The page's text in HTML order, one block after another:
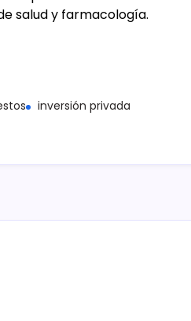
salud y farmacología.
inversión privada